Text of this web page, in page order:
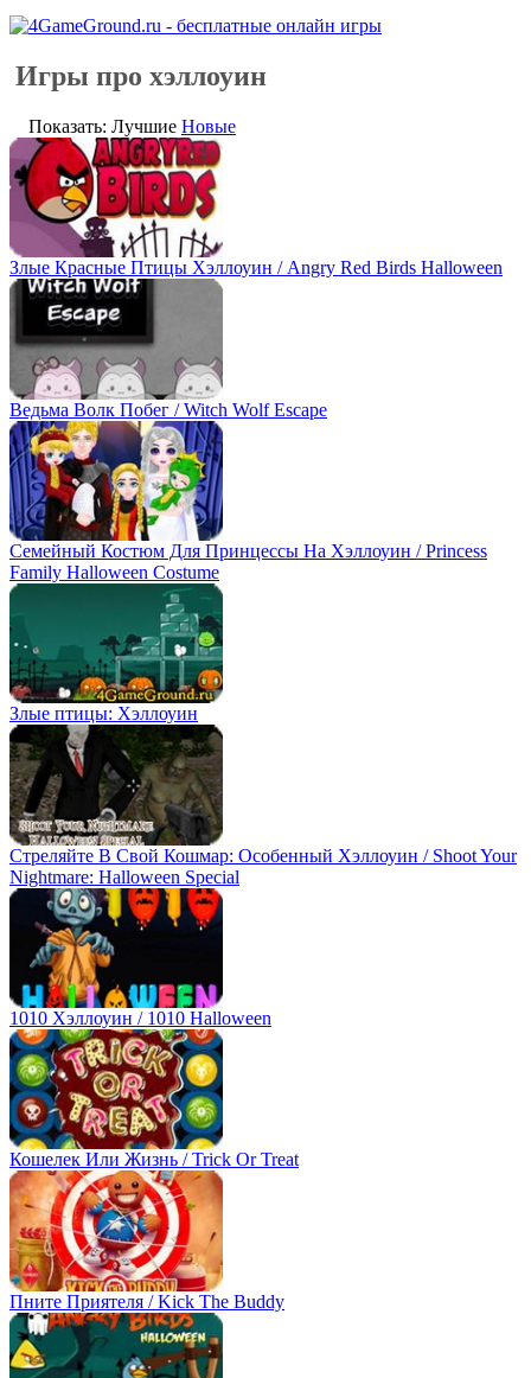
Игры про хэллоуин
Показать: Лучшие Новые
Злые Красные Птицы Хэллоуин / Angry Red Birds Halloween
Ведьма Волк Побег / Witch Wolf Escape
Семейный Костюм Для Принцессы На Хэллоуин / Princess
Family Halloween Costume
Злые птицы: Хэллоуин
Стреляйте В Свой Кошмар: Особенный Хэллоуин / Shoot Your
Nightmare: Halloween Special
1010 Хэллоуин / 1010 Halloween
Кошелек Или Жизнь / Trick Or Treat
Пните Приятеля / Kick The Buddy